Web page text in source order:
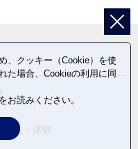
泊・体験
、クッキー（Cookie）を使
た場合、Cookieの利用に同
をお読みください。